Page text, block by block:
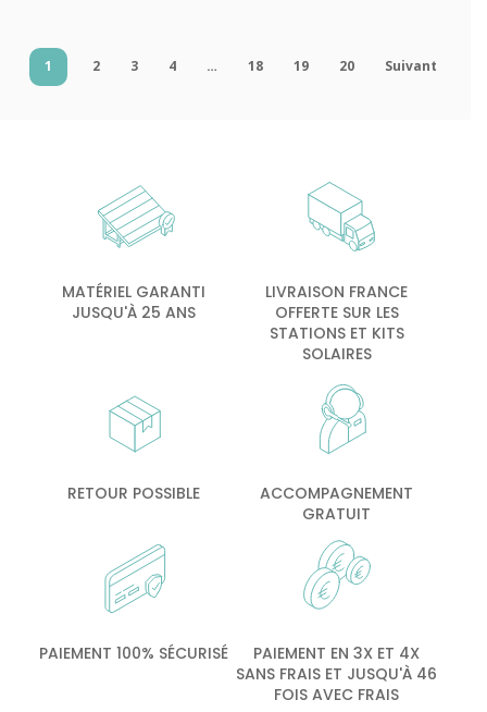
1 2 3 4 … 18 19 20 Suivant
MATÉRIEL GARANTI
JUSQU'À 25 ANS
LIVRAISON FRANCE
OFFERTE SUR LES
STATIONS ET KITS
SOLAIRES
RETOUR POSSIBLE
ACCOMPAGNEMENT
GRATUIT
PAIEMENT 100% SÉCURISÉ
PAIEMENT EN 3X ET 4X
SANS FRAIS ET JUSQU'À 46
FOIS AVEC FRAIS